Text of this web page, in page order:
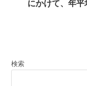
にかけて、年
検索